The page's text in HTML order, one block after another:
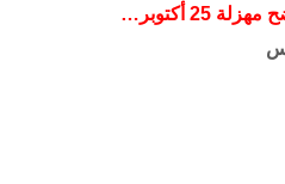
أكتوبر…